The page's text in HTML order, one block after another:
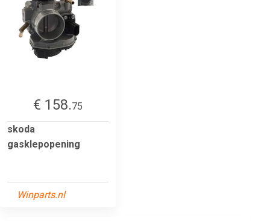
€ 158.75
skoda
gasklepopening
Winparts.nl